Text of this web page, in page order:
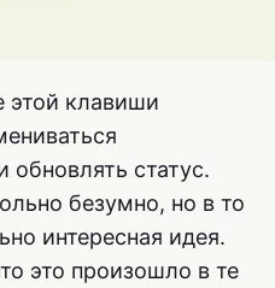
этой клавиши
обновлять статус.
безумно, но в то
интересная идея.
это произошло в те